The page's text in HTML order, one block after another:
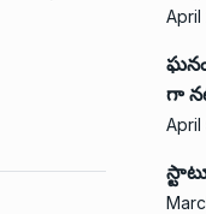
April
గా
April